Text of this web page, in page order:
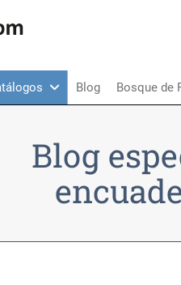
Blog Bosque de
Blog